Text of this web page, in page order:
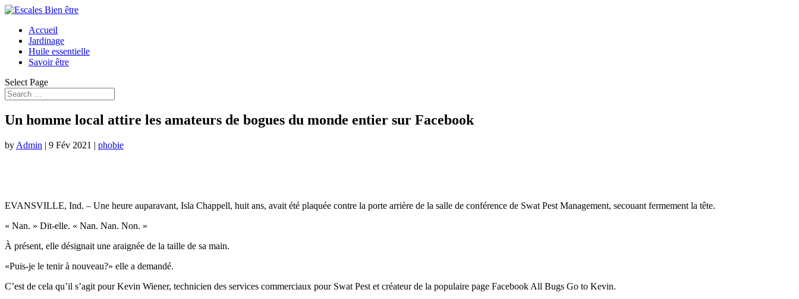
Accueil
Jardinage
Huile essentielle
Savoir être
Select Page
Un homme local attire les amateurs de bogues du monde entier sur Facebook
by Admin | 9 Fév 2021 | phobie
EVANSVILLE, Ind. – Une heure auparavant, Isla Chappell, huit ans, avait été plaquée contre la porte arrière de la salle de conférence de Swat Pest Management, secouant fermement la tête.
« Nan. » Dit-elle. « Nan. Nan. Non. »
À présent, elle désignait une araignée de la taille de sa main.
«Puis-je le tenir à nouveau?» elle a demandé.
C’est de cela qu’il s’agit pour Kevin Wiener, technicien des services commerciaux pour Swat Pest et créateur de la populaire page Facebook All Bugs Go to Kevin.